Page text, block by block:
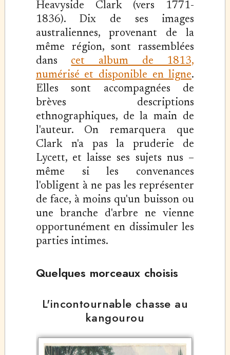
Heavyside Clark (vers 1771-
1836). Dix de ses images
australiennes, provenant de la
même région, sont rassemblées
dans cet album de 1813,
numérisé et disponible en ligne.
Elles sont accompagnées de
brèves descriptions
ethnographiques, de la main de
l'auteur. On remarquera que
Clark n'a pas la pruderie de
Lycett, et laisse ses sujets nus –
même si les convenances
l'obligent à ne pas les représenter
de face, à moins qu'un buisson ou
une branche d'arbre ne vienne
opportunément en dissimuler les
parties intimes.
Quelques morceaux choisis
L'incontournable chasse au
kangourou